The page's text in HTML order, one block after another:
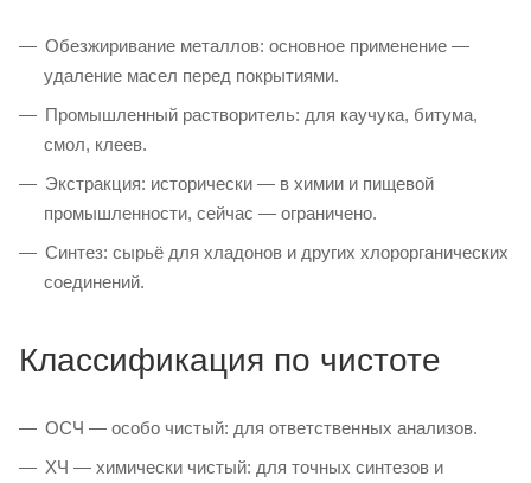
Обезжиривание металлов: основное применение —
удаление масел перед покрытиями.
Промышленный растворитель: для каучука, битума,
смол, клеев.
Экстракция: исторически — в химии и пищевой
промышленности, сейчас — ограничено.
Синтез: сырьё для хладонов и других хлорорганических
соединений.
Классификация по чистоте
ОСЧ — особо чистый: для ответственных анализов.
ХЧ — химически чистый: для точных синтезов и